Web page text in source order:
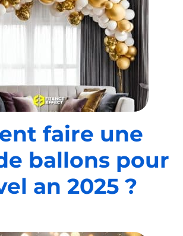
faire une
ballons pour
an 2025 ?